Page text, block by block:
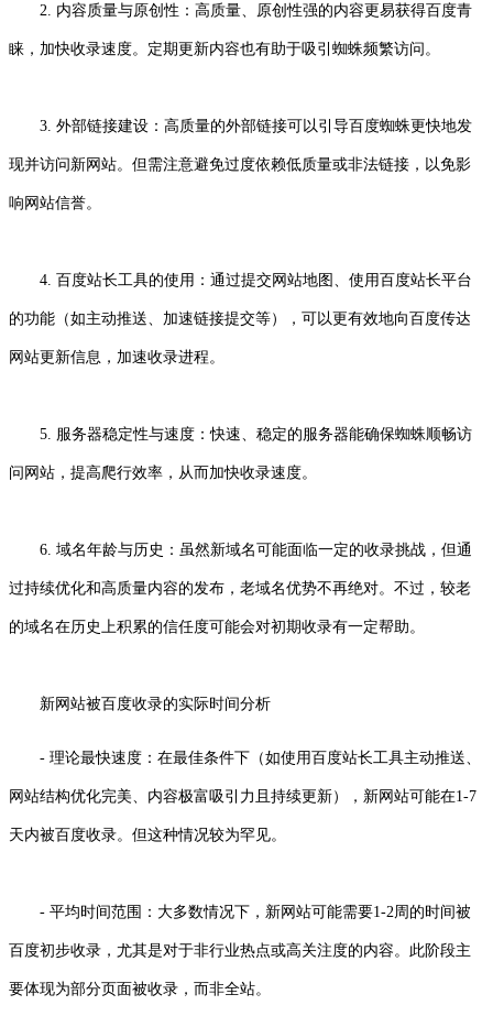
2. 内容质量与原创性：高质量、原创性强的内容更易获得百度青
睐，加快收录速度。定期更新内容也有助于吸引蜘蛛频繁访问。
3. 外部链接建设：高质量的外部链接可以引导百度蜘蛛更快地发
现并访问新网站。但需注意避免过度依赖低质量或非法链接，以免影
响网站信誉。
4. 百度站长工具的使用：通过提交网站地图、使用百度站长平台
的功能（如主动推送、加速链接提交等），可以更有效地向百度传达
网站更新信息，加速收录进程。
5. 服务器稳定性与速度：快速、稳定的服务器能确保蜘蛛顺畅访
问网站，提高爬行效率，从而加快收录速度。
6. 域名年龄与历史：虽然新域名可能面临一定的收录挑战，但通
过持续优化和高质量内容的发布，老域名优势不再绝对。不过，较老
的域名在历史上积累的信任度可能会对初期收录有一定帮助。
新网站被百度收录的实际时间分析
- 理论最快速度：在最佳条件下（如使用百度站长工具主动推送、
网站结构优化完美、内容极富吸引力且持续更新），新网站可能在1-7
天内被百度收录。但这种情况较为罕见。
- 平均时间范围：大多数情况下，新网站可能需要1-2周的时间被
百度初步收录，尤其是对于非行业热点或高关注度的内容。此阶段主
要体现为部分页面被收录，而非全站。